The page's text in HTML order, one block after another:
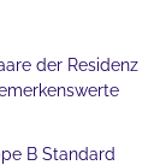
der Residenz
B Standard